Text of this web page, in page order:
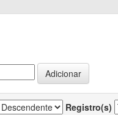
Registro(s)